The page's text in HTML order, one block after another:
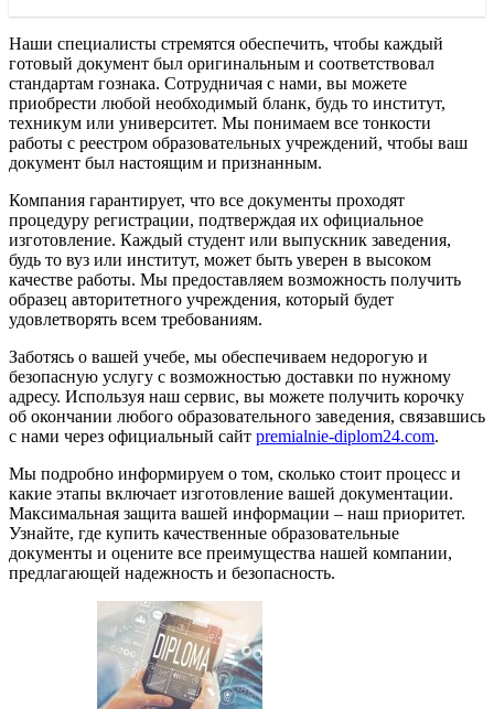
Наши специалисты стремятся обеспечить, чтобы каждый
готовый документ был оригинальным и соответствовал
стандартам гознака. Сотрудничая с нами, вы можете
приобрести любой необходимый бланк, будь то институт,
техникум или университет. Мы понимаем все тонкости
работы с реестром образовательных учреждений, чтобы ваш
документ был настоящим и признанным.
Компания гарантирует, что все документы проходят
процедуру регистрации, подтверждая их официальное
изготовление. Каждый студент или выпускник заведения,
будь то вуз или институт, может быть уверен в высоком
качестве работы. Мы предоставляем возможность получить
образец авторитетного учреждения, который будет
удовлетворять всем требованиям.
Заботясь о вашей учебе, мы обеспечиваем недорогую и
безопасную услугу с возможностью доставки по нужному
адресу. Используя наш сервис, вы можете получить корочку
об окончании любого образовательного заведения, связавшись
с нами через официальный сайт premialnie-diplom24.com.
Мы подробно информируем о том, сколько стоит процесс и
какие этапы включает изготовление вашей документации.
Максимальная защита вашей информации – наш приоритет.
Узнайте, где купить качественные образовательные
документы и оцените все преимущества нашей компании,
предлагающей надежность и безопасность.